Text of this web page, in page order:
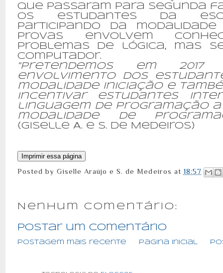
que passaram para segunda
Os estudantes da
participando da modalidade
provas envolvem
problemas de lógica, mas
computador.
"Pretendemos em
envolvimento dos
modalidade iniciação e
incentivar estudantes
linguagem de programação
modalidade de
(Giselle A. e S. de Medeiros)
Posted byGiselle Araújo e S. de Medeiros at 18:57
Nenhum comentário:
Postar um comentário
Postagem mais recente Página inicial